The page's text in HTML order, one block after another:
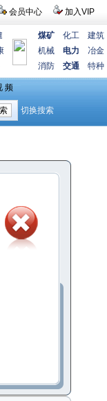
会员中心 加入VIP
煤矿 化工
建筑
机械
电力
冶金
消防
交通 特种